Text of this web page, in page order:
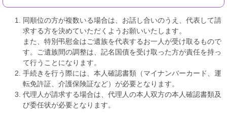
同順位の方が複数いる場合は、お話し合いのうえ、代表して請
求する方を決めていただくようお願いいたします。
また、特別弔慰金はご遺族を代表するお一人が受け取るもので
す。ご遺族間の調整は、記名国債を受け取った方が責任を持っ
て行うことになります。
手続きを行う際には、本人確認書類（マイナンバーカード、運
転免許証、介護保険証など）が必要となります。
代理人が請求する場合は、代理人の本人双方の本人確認書類及
び委任状が必要となります。